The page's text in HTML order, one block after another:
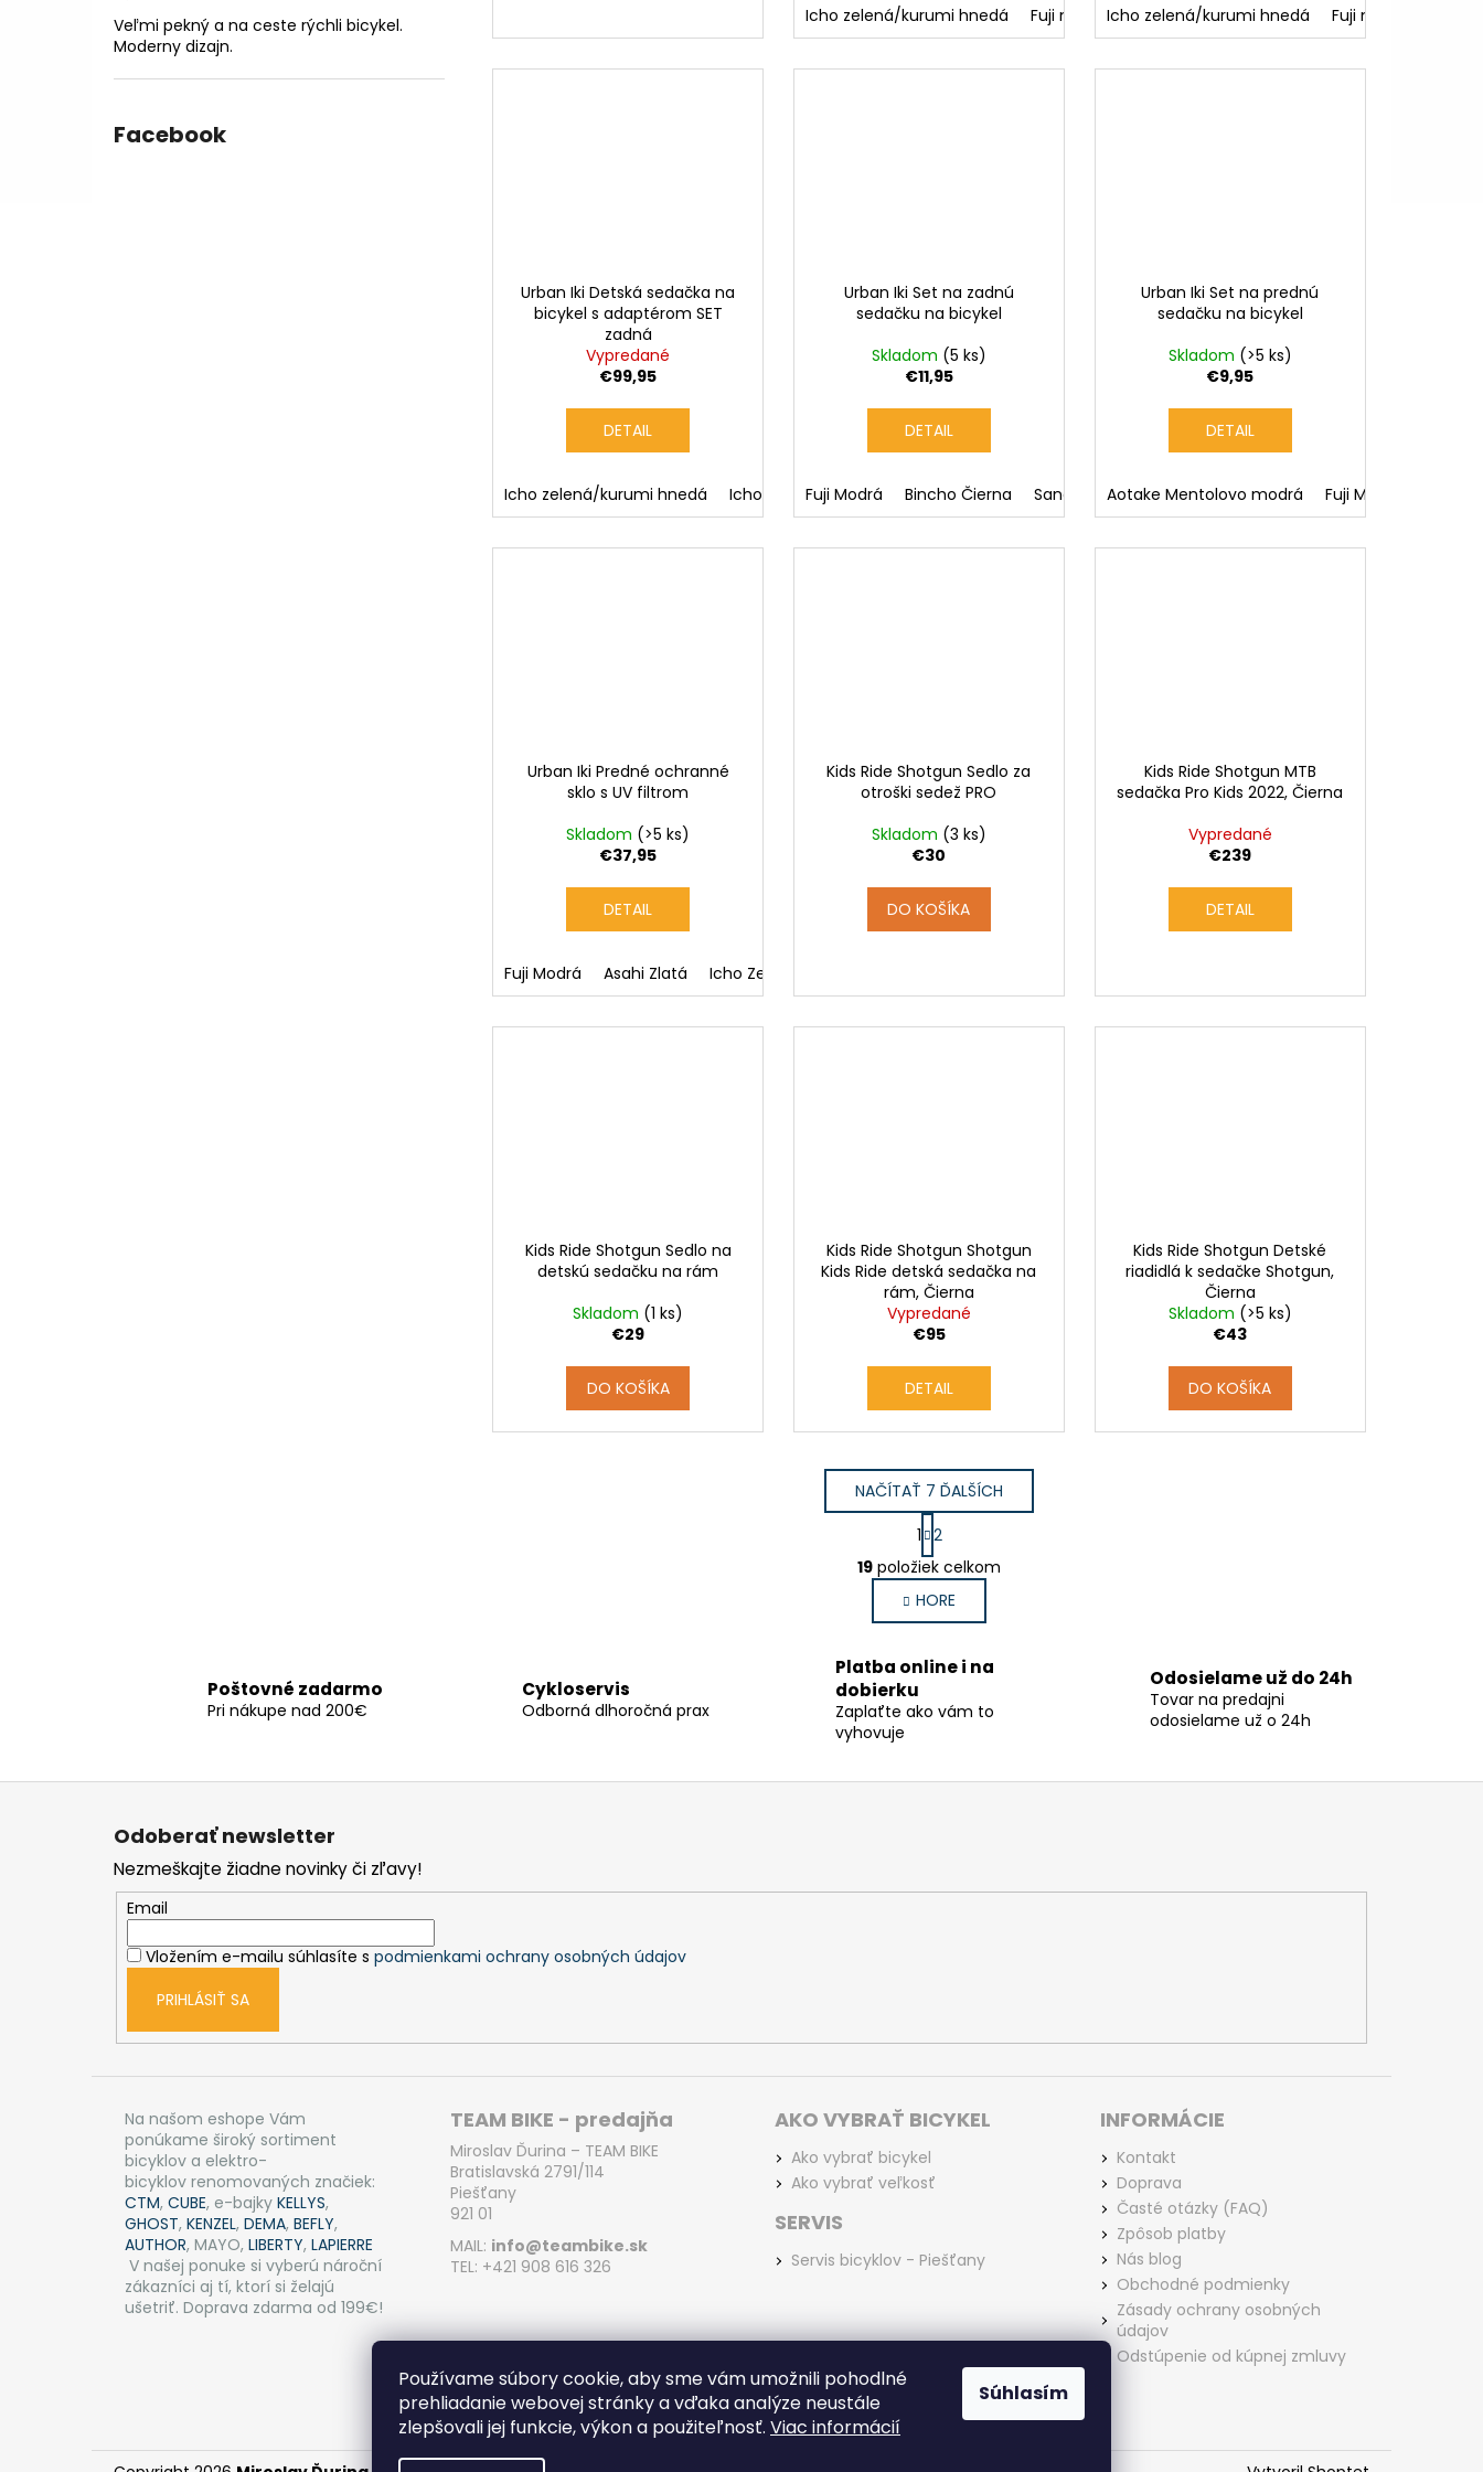
Používame súbory cookie, aby sme vám umožnili pohodlné
prehliadanie webovej stránky a vďaka analýze neustále
zlepšovali jej funkcie, výkon a použiteľnosť. Viac informácií
Súhlasím
Veľmi pekný a na ceste rýchli bicykel.
Moderny dizajn.
Facebook
Icho zelená/kurumi hnedá Fuji modrá/bincho čierna Icho zelená/bincho Čierna
Icho zelená/kurumi hnedá Fuji modrá/bincho
Urban Iki Detská sedačka na
bicykel s adaptérom SET
zadná
Vypredané
€99,95
DETAIL
Icho zelená/kurumi hnedá Icho zelená/bincho Čierna Aotake mentolovo modrá/aotake mentolovo modrá
Urban Iki Set na zadnú
sedačku na bicykel
Skladom (5 ks)
€11,95
DETAIL
Fuji Modrá Bincho Čierna Sango Broskyňová Sakura Ružová Inaho Béžová
Urban Iki Set na prednú
sedačku na bicykel
Skladom (>5 ks)
€9,95
DETAIL
Aotake Mentolovo modrá Fuji Modrá
Urban Iki Predné ochranné
sklo s UV filtrom
Skladom (>5 ks)
€37,95
DETAIL
Fuji Modrá Asahi Zlatá Icho Zelená
Kids Ride Shotgun Sedlo za
otroški sedež PRO
Skladom (3 ks)
€30
DO KOŠÍKA
Kids Ride Shotgun MTB
sedačka Pro Kids 2022, Čierna
Vypredané
€239
DETAIL
Kids Ride Shotgun Sedlo na
detskú sedačku na rám
Skladom (1 ks)
€29
DO KOŠÍKA
Kids Ride Shotgun Shotgun
Kids Ride detská sedačka na
rám, Čierna
Vypredané
€95
DETAIL
Kids Ride Shotgun Detské
riadidlá k sedačke Shotgun,
Čierna
Skladom (>5 ks)
€43
DO KOŠÍKA
O
v
l
á
d
a
c
i
p
v
NAČÍTAŤ 7 ĎALŠÍCH
S
t
r
á
n
k
v
n
1 2
19 položiek celkom
HORE
Poštovné zadarmo
Pri nákupe nad 200€
Cykloservis
Odborná dlhoročná prax
Platba online i na
dobierku
Zaplaťte ako vám to
vyhovuje
Odosielame už do 24h
Tovar na predajni
odosielame už o 24h
Z
Odoberať newsletter
Nezmeškajte žiadne novinky či zľavy!
Email
Vložením e-mailu súhlasíte s podmienkami ochrany osobných údajov
PRIHLÁSIŤ SA
Na našom eshope Vám
ponúkame široký sortiment
bicyklov a elektro-
bicyklov renomovaných značiek:
CTM, CUBE, e-bajky KELLYS,
GHOST, KENZEL, DEMA, BEFLY,
AUTHOR, MAYO, LIBERTY, LAPIERRE
V našej ponuke si vyberú nároční
zákazníci aj tí, ktorí si želajú
ušetriť. Doprava zdarma od 199€!
TEAM BIKE - predajňa
Miroslav Ďurina – TEAM BIKE
Bratislavská 2791/114
Piešťany
921 01
MAIL: info@teambike.sk
TEL: +421 908 616 326
AKO VYBRAŤ BICYKEL
Ako vybrať bicykel
Ako vybrať veľkosť
SERVIS
Servis bicyklov - Piešťany
INFORMÁCIE
Kontakt
Doprava
Časté otázky (FAQ)
Zpôsob platby
Nás blog
Obchodné podmienky
Zásady ochrany osobných
údajov
Odstúpenie od kúpnej zmluvy